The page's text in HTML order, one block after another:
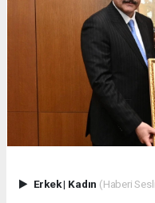
Erkek| Kadın (Haberi